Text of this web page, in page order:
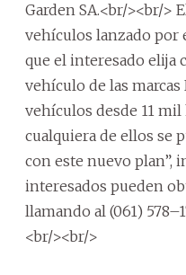
Garden SA.<br/><br/>
vehículos lanzado por
que el interesado elija
vehículo de las marcas
vehículos desde 11
cualquiera de ellos se
con este nuevo plan”,
interesados pueden
llamando al (061)
<br/><br/>